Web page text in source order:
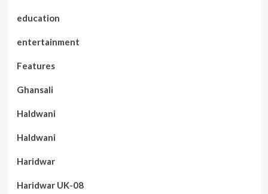
education
entertainment
Features
Ghansali
Haldwani
Haldwani
Haridwar
Haridwar UK-08